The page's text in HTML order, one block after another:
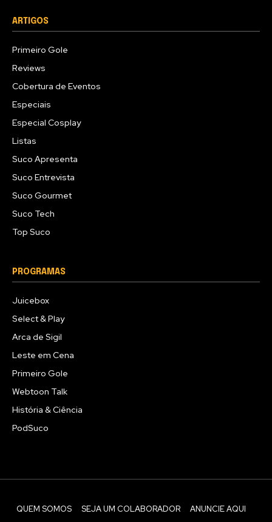
ARTIGOS
Primeiro Gole
Reviews
Cobertura de Eventos
Especiais
Especial Cosplay
Listas
Suco Apresenta
Suco Entrevista
Suco Gourmet
Suco Tech
Top Suco
PROGRAMAS
Juicebox
Select & Play
Arca de Sigil
Leste em Cena
Primeiro Gole
Webtoon Talk
História & Ciência
PodSuco
QUEM SOMOS SEJA UM COLABORADOR ANUNCIE AQUI